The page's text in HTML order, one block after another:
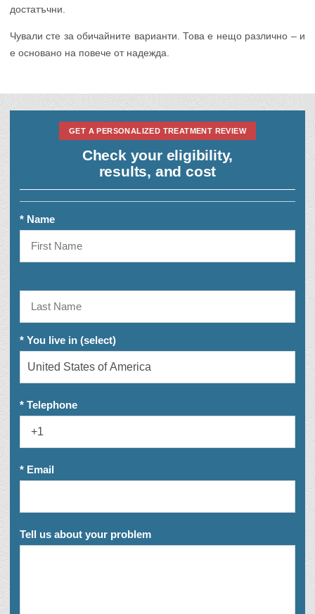
достатъчни.
Чували сте за обичайните варианти. Това е нещо различно – и
е основано на повече от надежда.
GET A PERSONALIZED TREATMENT REVIEW
Check your eligibility,
results, and cost
* Name
* You live in (select)
* Telephone
* Email
Tell us about your problem